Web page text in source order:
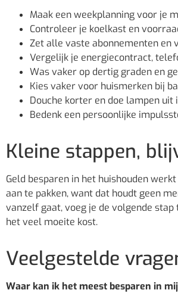
Maak een weekplanning voor je
Controleer je koelkast en
Zet alle vaste abonnementen en
Vergelijk je energiecontract,
Was vaker op dertig graden en
Kies vaker voor huismerken bij
Douche korter en doe lampen
Bedenk een persoonlijke
Kleine stappen,
Geld besparen in het huishouden
aan te pakken, want dat houdt geen
vanzelf gaat, voeg je de volgende
het veel moeite kost.
Veelgestelde
Waar kan ik het meest besparen in